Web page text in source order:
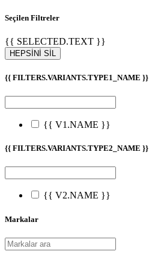
Seçilen Filtreler
{{ SELECTED.TEXT }}
HEPSİNİ SİL
{{ FILTERS.VARIANTS.TYPE1_NAME }}
{{ V1.NAME }}
{{ FILTERS.VARIANTS.TYPE2_NAME }}
{{ V2.NAME }}
Markalar